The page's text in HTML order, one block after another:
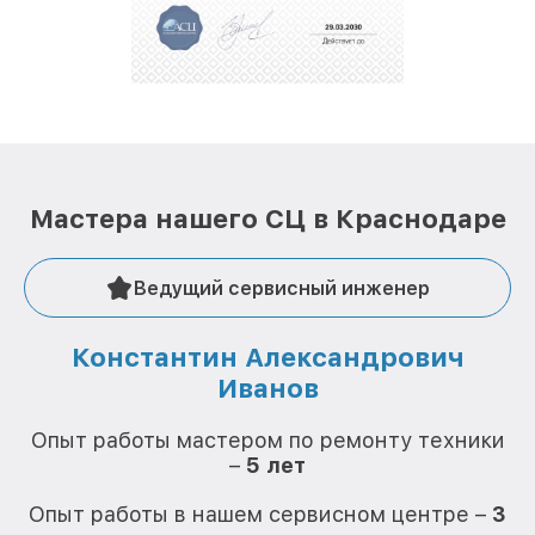
положительные отзывы и обрели отличную
репутацию. Мы постоянно совершенствуемся и
Мастера нашего СЦ в Краснодаре
Ведущий сервисный инженер
Константин Александрович
Иванов
Опыт работы мастером по ремонту техники
– 5 лет
Опыт работы в нашем сервисном центре – 3